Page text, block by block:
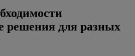
решения для разных